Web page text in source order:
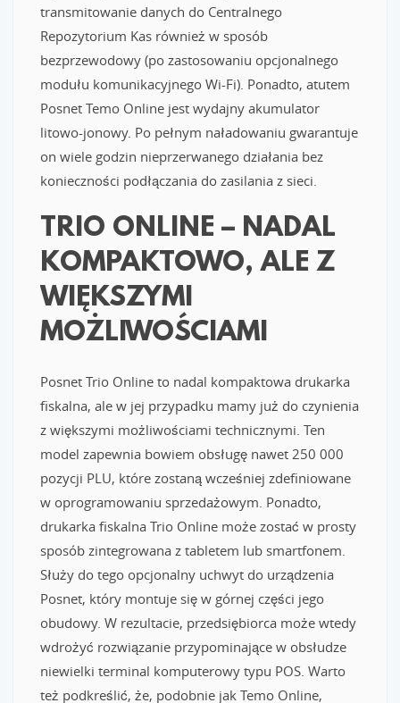
transmitowanie danych do Centralnego
Repozytorium Kas również w sposób
bezprzewodowy (po zastosowaniu opcjonalnego
modułu komunikacyjnego Wi-Fi). Ponadto, atutem
Posnet Temo Online jest wydajny akumulator
litowo-jonowy. Po pełnym naładowaniu gwarantuje
on wiele godzin nieprzerwanego działania bez
konieczności podłączania do zasilania z sieci.
TRIO ONLINE – NADAL
KOMPAKTOWO, ALE Z
WIĘKSZYMI
MOŻLIWOŚCIAMI
Posnet Trio Online to nadal kompaktowa drukarka
fiskalna, ale w jej przypadku mamy już do czynienia
z większymi możliwościami technicznymi. Ten
model zapewnia bowiem obsługę nawet 250 000
pozycji PLU, które zostaną wcześniej zdefiniowane
w oprogramowaniu sprzedażowym. Ponadto,
drukarka fiskalna Trio Online może zostać w prosty
sposób zintegrowana z tabletem lub smartfonem.
Służy do tego opcjonalny uchwyt do urządzenia
Posnet, który montuje się w górnej części jego
obudowy. W rezultacie, przedsiębiorca może wtedy
wdrożyć rozwiązanie przypominające w obsłudze
niewielki terminal komputerowy typu POS. Warto
też podkreślić, że, podobnie jak Temo Online,